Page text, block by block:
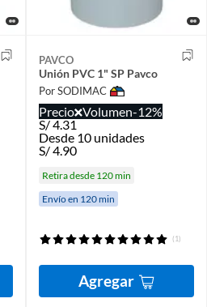
PAVCO
Unión PVC 1" SP Pavco
Por SODIMAC
Precio Volumen-12%
S/4.31
Desde 10 unidades
S/4.90
Retira desde 120 min
Envío en 120 min
(1)
Agregar